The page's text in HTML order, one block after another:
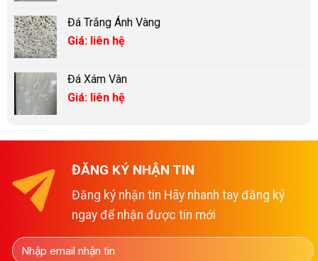
Đá Trắng Ánh Vàng
Giá: liên hệ
Đá Xám Vân
Giá: liên hệ
ĐĂNG KÝ NHẬN TIN
Đăng ký nhận tin Hãy nhanh tay đăng ký
ngay để nhận được tin mới